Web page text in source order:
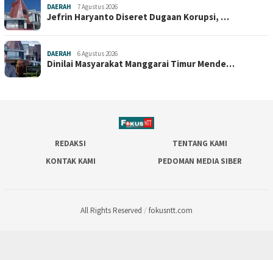
DAERAH 7 Agustus 2026
Jefrin Haryanto Diseret Dugaan Korupsi, …
DAERAH 6 Agustus 2026
Dinilai Masyarakat Manggarai Timur Mende…
REDAKSI
TENTANG KAMI
KONTAK KAMI
PEDOMAN MEDIA SIBER
All Rights Reserved / fokusntt.com